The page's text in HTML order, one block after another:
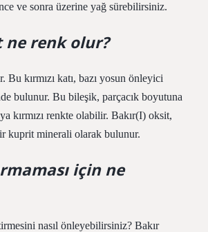
ve sonra üzerine yağ sürebilirsiniz.
ne renk olur?
Bu kırmızı katı, bazı yosun önleyici
bulunur. Bu bileşik, parçacık boyutuna
kırmızı renkte olabilir. Bakır(I) oksit,
kuprit minerali olarak bulunur.
için ne
nasıl önleyebilirsiniz? Bakır